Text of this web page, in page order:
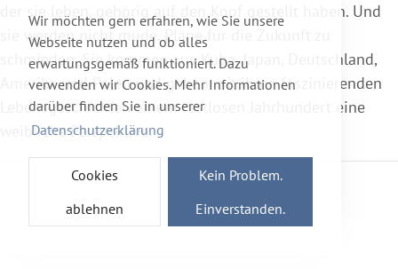
Wir möchten gern erfahren, wie Sie unsere
Webseite nutzen und ob alles
erwartungsgemäß funktioniert. Dazu
verwenden wir Cookies. Mehr Informationen
darüber finden Sie in unserer
Datenschutzerklärung
Cookies
ablehnen
Kein Problem.
Einverstanden.
der sie leben, gehörig auf den Kopf gestellt haben. Und
sie werden nicht müde, Pläne für die Zukunft zu
schmieden. Sie kommen aus Kuba, Japan, Deutschland,
Amerika und Polen und geben mit ihren faszinierenden
Lebensgeschichten einem rastlosen Jahrhundert eine
weibliche Perspektive.